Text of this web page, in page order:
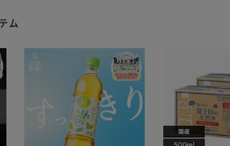
ム